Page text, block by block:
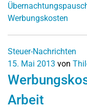
Werbungskosten
Steuer-Nachrichten
15. Mai 2013 von
Arbeit